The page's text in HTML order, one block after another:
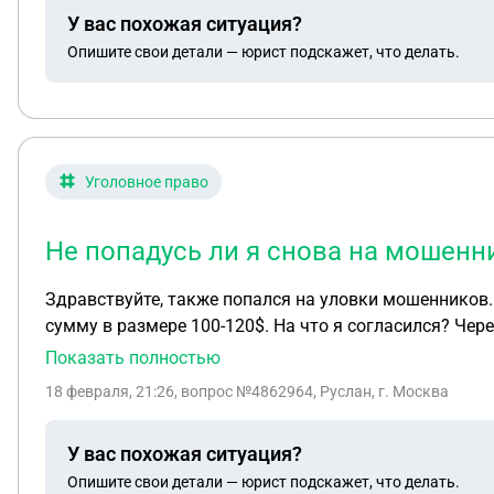
У вас похожая ситуация?
Опишите свои детали — юрист подскажет, что делать.
Уголовное право
Не попадусь ли я снова на
Здравствуйте, также попался на уловки
сумму в размере 100-120$. На что я согласился?
у меня в данный момент нет больше денег? Я тогда
банковских карт?После чего мне стали
отделом. Куда я обратился с этим обращением? На
лицензией EMI но за открытие счета в зарубежном
Показать полностью
18 февраля, 21:26, вопрос №4862964, Руслан, г. Москва
У вас похожая ситуация?
Опишите свои детали — юрист подскажет, что делать.